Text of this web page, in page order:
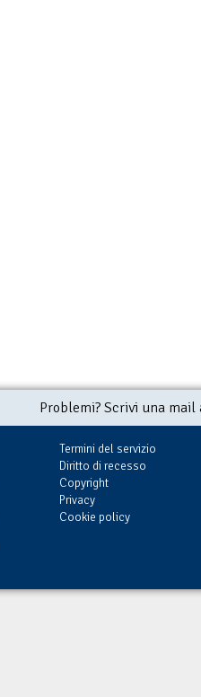
Problemi? Scrivi una
Termini del servizio
Diritto di recesso
Copyright
Privacy
Cookie policy